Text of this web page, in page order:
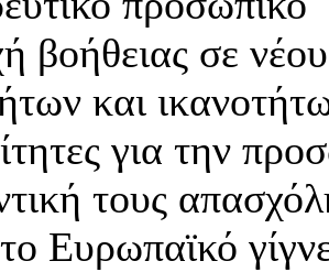
βοήθειας σε
και
για την
τους
Ευρωπαϊκό